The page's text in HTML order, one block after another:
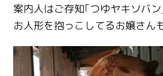
案内人はご存知｢つゆヤキソバ
お人形を抱っこしてるお嬢さん